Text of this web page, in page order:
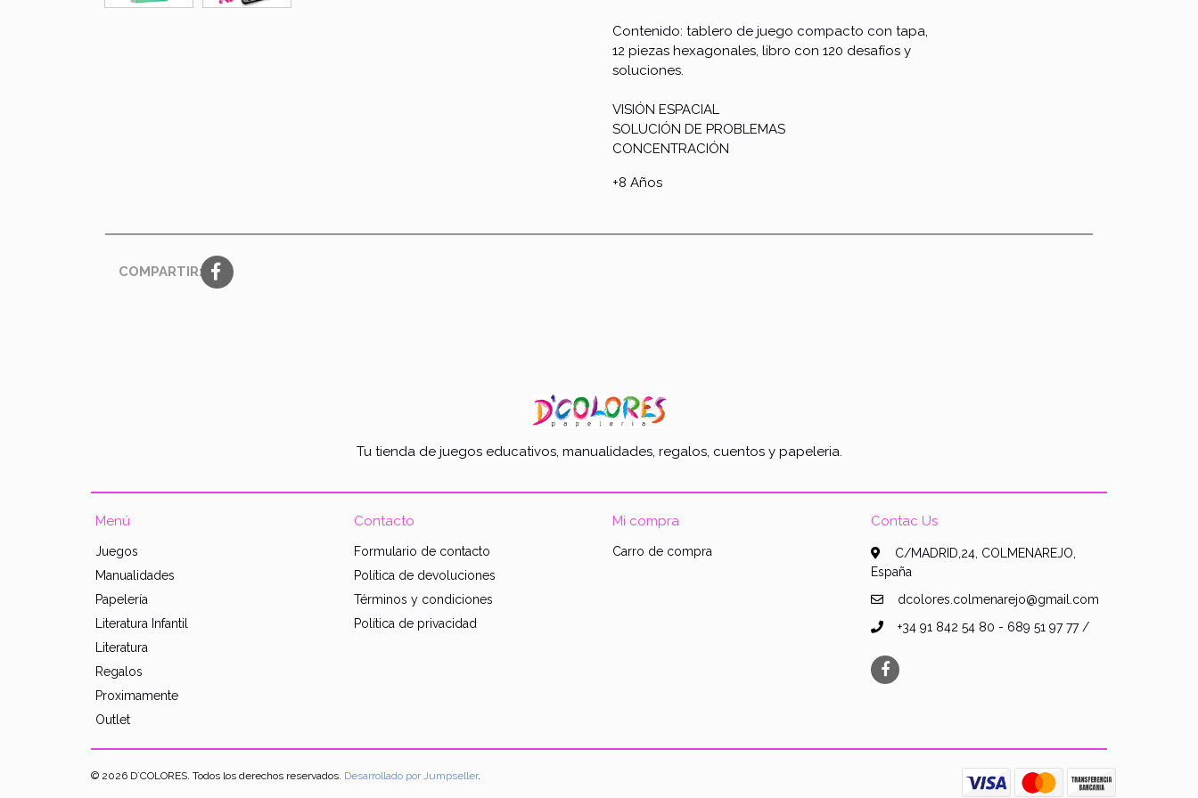
Contenido: tablero de juego compacto con tapa,
12 piezas hexagonales, libro con 120 desafíos y
soluciones.
VISIÓN ESPACIAL
SOLUCIÓN DE PROBLEMAS
CONCENTRACIÓN
+8 Años
COMPARTIR:
Tu tienda de juegos educativos, manualidades, regalos, cuentos y papeleria.
Menú
Juegos
Manualidades
Papelería
Literatura Infantil
Literatura
Regalos
Proximamente
Outlet
Contacto
Formulario de contacto
Política de devoluciones
Términos y condiciones
Política de privacidad
Mi compra
Carro de compra
Contac Us
C/MADRID,24, COLMENAREJO,
España
dcolores.colmenarejo@gmail.com
+34 91 842 54 80 - 689 51 97 77 /
© 2026 D´COLORES. Todos los derechos reservados. Desarrollado por Jumpseller.